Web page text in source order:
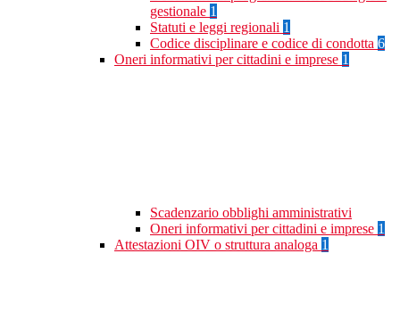
gestionale 1
Statuti e leggi regionali 1
Codice disciplinare e codice di condotta 6
Oneri informativi per cittadini e imprese 1
Scadenzario obblighi amministrativi
Oneri informativi per cittadini e imprese 1
Attestazioni OIV o struttura analoga 1